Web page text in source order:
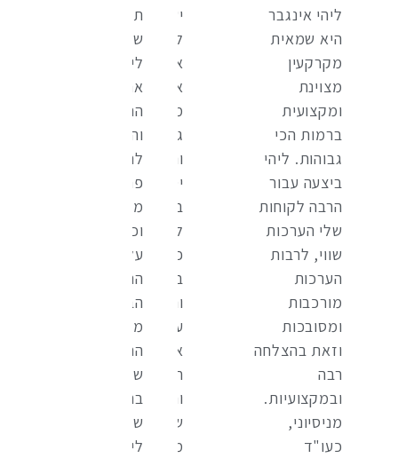
ליהי אינגבר
היא שמאית
מקרקעין
מצוינת
ומקצועית
ברמות הכי
גבוהות. ליהי
ביצעה עבור
הרבה לקוחות
שלי הערכות
שווי, לרבות
הערכות
מורכבות
ומסובכות
וזאת בהצלחה
רבה
ובמקצועיות.
מניסיוני,
כעו"ד
יש
לה
אחריות
אישית
מאוד
גבוהה
והיא
יסודית
בעבודתה.
ליהי
פותרת
בעיות
והכל
עם
אנרגיות
חיוביות
ותודעת
שירות
מעולה.
תודה
שהפכת
לי
את
התהליך
והחוויה
להרבה
פחות
מלחיצה,
וכן
על
הרגשת
הביטחון
מהרגע
הראשון!
שמחה
בהחלט
שיצא
לי